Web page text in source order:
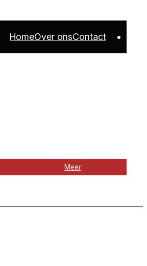
HomeOver onsContact
Meer